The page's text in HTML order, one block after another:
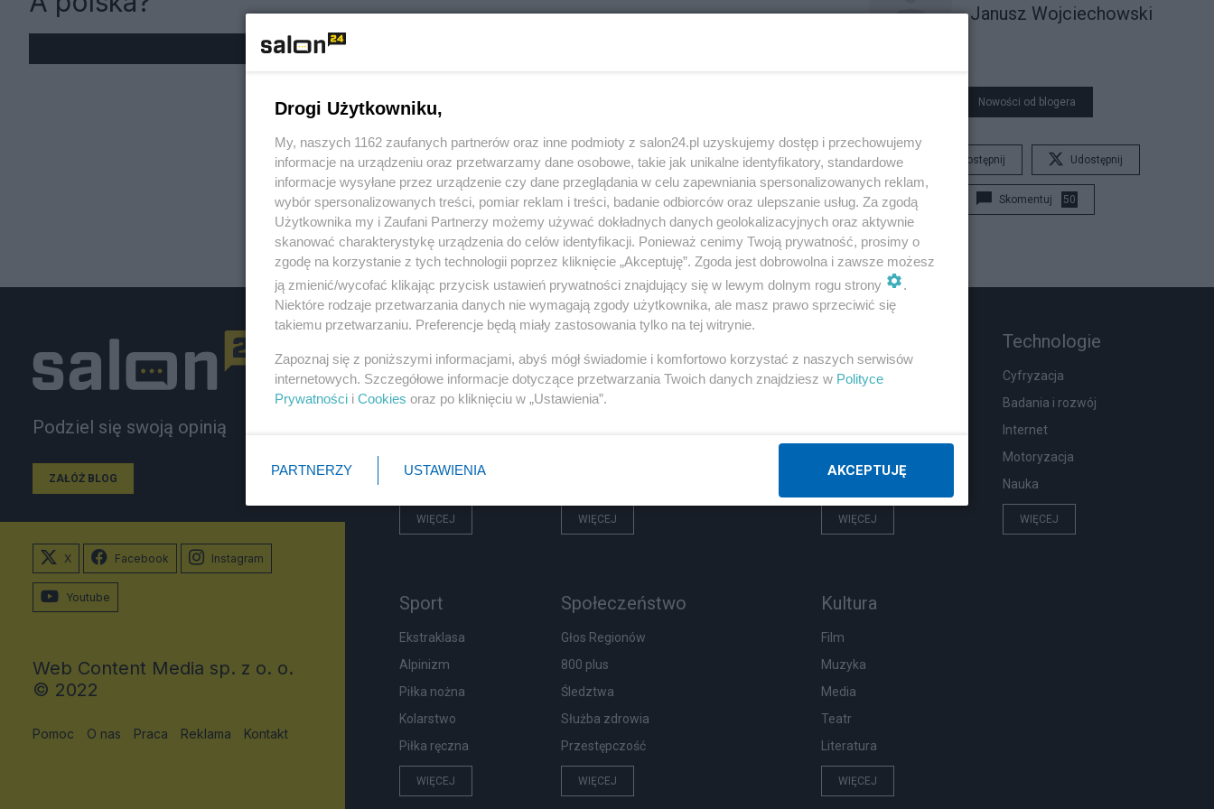
Janusz Wojciechowski
Nowości od blogera
Udostępnij Udostępnij
Skomentuj 50
Podziel się swoją opinią
ZAŁÓŻ BLOG
Rosja
PiS
WIĘCEJ
Biznes
Pieniądze
WIĘCEJ
Zdrowie
WIĘCEJ
Technologie
Cyfryzacja
Badania i rozwój
Internet
Motoryzacja
Nauka
WIĘCEJ
Sport
Ekstraklasa
Alpinizm
Piłka nożna
Kolarstwo
Piłka ręczna
WIĘCEJ
Społeczeństwo
Głos Regionów
800 plus
Śledztwa
Służba zdrowia
Przestępczość
WIĘCEJ
Kultura
Film
Muzyka
Media
Teatr
Literatura
WIĘCEJ
X Facebook Instagram
Youtube
Web Content Media sp. z o. o.
© 2022
Pomoc O nas Praca Reklama Kontakt
Drogi Użytkowniku,
My, naszych 1162 zaufanych partnerów oraz inne podmioty z salon24.pl uzyskujemy dostęp i przechowujemy
informacje na urządzeniu oraz przetwarzamy dane osobowe, takie jak unikalne identyfikatory, standardowe
informacje wysyłane przez urządzenie czy dane przeglądania w celu zapewniania spersonalizowanych reklam,
wybór spersonalizowanych treści, pomiar reklam i treści, badanie odbiorców oraz ulepszanie usług. Za zgodą
Użytkownika my i Zaufani Partnerzy możemy używać dokładnych danych geolokalizacyjnych oraz aktywnie
skanować charakterystykę urządzenia do celów identyfikacji. Ponieważ cenimy Twoją prywatność, prosimy o
zgodę na korzystanie z tych technologii poprzez kliknięcie „Akceptuję”. Zgoda jest dobrowolna i zawsze możesz
ją zmienić/wycofać klikając przycisk ustawień prywatności znajdujący się w lewym dolnym rogu strony
.
Niektóre rodzaje przetwarzania danych nie wymagają zgody użytkownika, ale masz prawo sprzeciwić się
takiemu przetwarzaniu. Preferencje będą miały zastosowania tylko na tej witrynie.
Zapoznaj się z poniższymi informacjami, abyś mógł świadomie i komfortowo korzystać z naszych serwisów
internetowych. Szczegółowe informacje dotyczące przetwarzania Twoich danych znajdziesz w Polityce
Prywatności i Cookies oraz po kliknięciu w „Ustawienia”.
PARTNERZY USTAWIENIA AKCEPTUJĘ